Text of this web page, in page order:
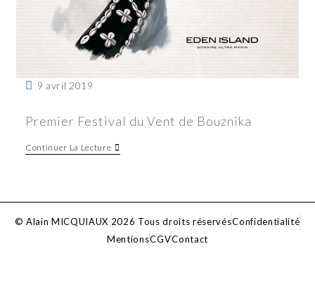
9 avril 2019
Premier Festival du Vent de Bouznika
Continuer La Lecture
© Alain MICQUIAUX 2026 Tous droits réservésConfidentialité
MentionsCGVContact